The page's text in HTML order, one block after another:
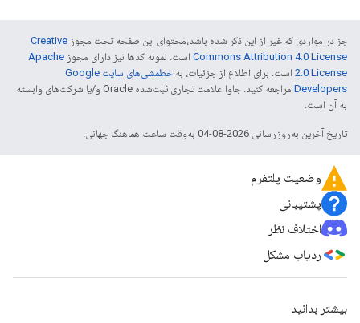
جز در مواردی که غیر از این ذکر شده باشد،‌محتوای این صفحه تحت مجوز Creative
Commons Attribution 4.0 License است. نمونه کدها نیز دارای مجوز Apache
2.0 License است. برای اطلاع از جزئیات، به
خطمشی‌های سایت Google
Developers‏
مراجعه کنید. جاوا علامت تجاری ثبت‌شده Oracle و/یا شرکت‌های وابسته
به آن است.
تاریخ آخرین به‌روزرسانی 2026-08-04 به‌وقت ساعت هماهنگ جهانی.
وضعیت پلتفرم
پشتیبانی
اختلاف نظر
ردیاب مشکل
بیشتر بدانید